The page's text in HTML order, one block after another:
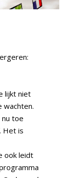
lijkt niet
wachten.
nu toe
Het is
ook leidt